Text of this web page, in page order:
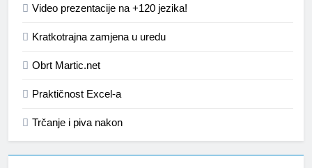
Video prezentacije na +120 jezika!
Kratkotrajna zamjena u uredu
Obrt Martic.net
Praktičnost Excel-a
Trčanje i piva nakon